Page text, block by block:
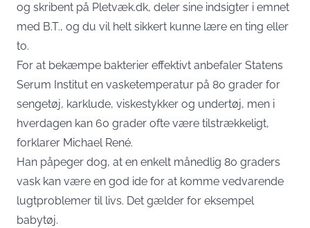
og skribent på Pletvæk.dk, deler sine indsigter i emnet
med B.T., og du vil helt sikkert kunne lære en ting eller
to.
For at bekæmpe bakterier effektivt anbefaler Statens
Serum Institut en vasketemperatur på 80 grader for
sengetøj, karklude, viskestykker og undertøj, men i
hverdagen kan 60 grader ofte være tilstrækkeligt,
forklarer Michael René.
Han påpeger dog, at en enkelt månedlig 80 graders
vask kan være en god ide for at komme vedvarende
lugtproblemer til livs. Det gælder for eksempel
babytøj.